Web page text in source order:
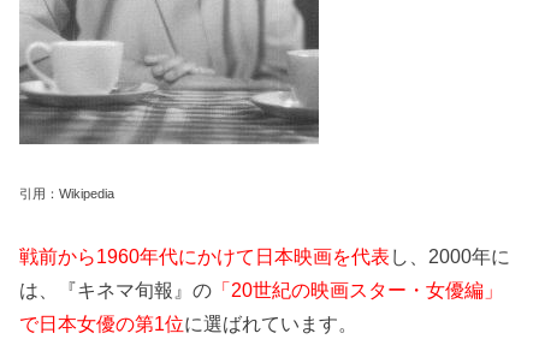
引用：Wikipedia
戦前から1960年代にかけて日本映画を代表 し、2000年に
は、『キネマ旬報』の 「20世紀の映画スター・女優編」
で日本女優の第1位に選ばれています。